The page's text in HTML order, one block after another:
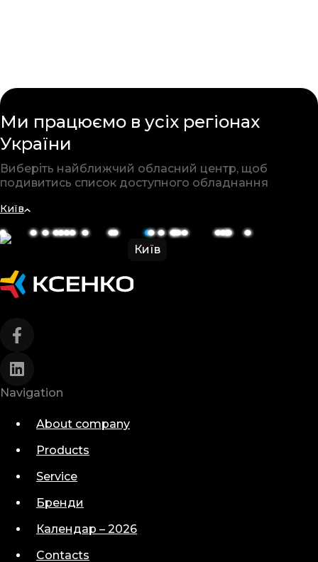
Ми працюємо в усіх регіонах
України
Виберіть найближчий обласний центр, щоб
подивитись список доступного обладнання
Київ
Київ
Navigation
About company
Products
Service
Бренди
Календар – 2026
Contacts